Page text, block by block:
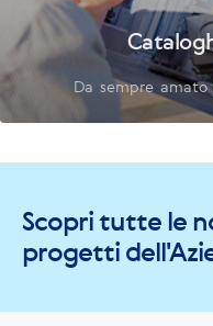
Da sempre
Scopri tutte le
progetti